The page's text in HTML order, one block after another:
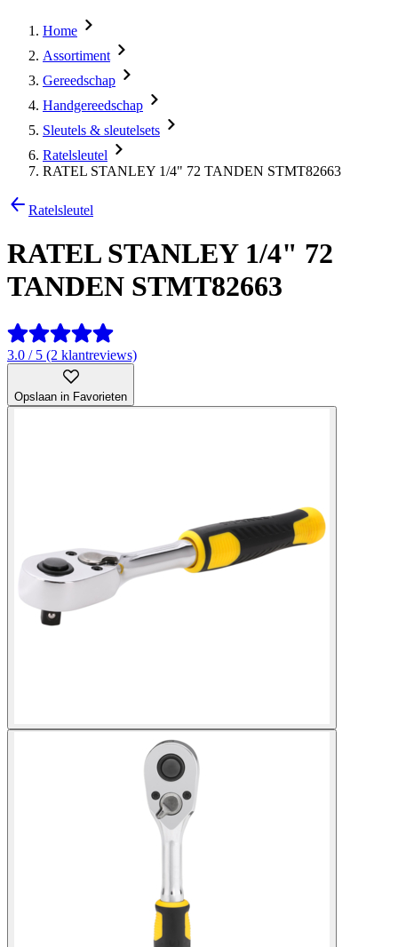
Home
Assortiment
Gereedschap
Handgereedschap
Sleutels & sleutelsets
Ratelsleutel
RATEL STANLEY 1/4" 72 TANDEN STMT82663
Ratelsleutel
RATEL STANLEY 1/4" 72
TANDEN STMT82663
3.0 / 5 (2 klantreviews)
Opslaan in Favorieten